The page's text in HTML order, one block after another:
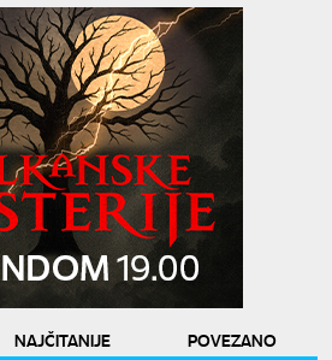
NAJČITANIJE
POVEZANO